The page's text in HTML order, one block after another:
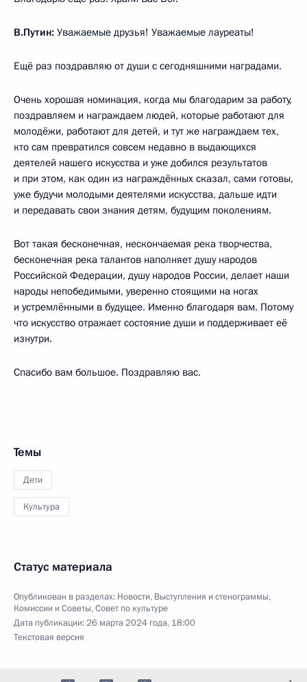
В.Путин: Уважаемые друзья! Уважаемые лауреаты!
Ещё раз поздравляю от души с сегодняшними наградами.
Очень хорошая номинация, когда мы благодарим за работу,
поздравляем и награждаем людей, которые работают для
молодёжи, работают для детей, и тут же награждаем тех,
кто сам превратился совсем недавно в выдающихся
деятелей нашего искусства и уже добился результатов
и при этом, как один из награждённых сказал, сами готовы,
уже будучи молодыми деятелями искусства, дальше идти
и передавать свои знания детям, будущим поколениям.
Вот такая бесконечная, нескончаемая река творчества,
бесконечная река талантов наполняет душу народов
Российской Федерации, душу народов России, делает наши
народы непобедимыми, уверенно стоящими на ногах
и устремлёнными в будущее. Именно благодаря вам. Потому
что искусство отражает состояние души и поддерживает её
изнутри.
Спасибо вам большое. Поздравляю вас.
Темы
Дети
Культура
Статус материала
Опубликован в разделах: Новости, Выступления и стенограммы,
Комиссии и Советы,Совет по культуре
Дата публикации:26 марта 2024 года, 18:00
Текстовая версия